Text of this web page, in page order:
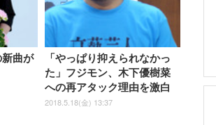
曲が
「やっぱり抑えられなかっ
た」フジモン、木下優樹菜
への再アタック理由を激白
2018.5.18(金) 13:37